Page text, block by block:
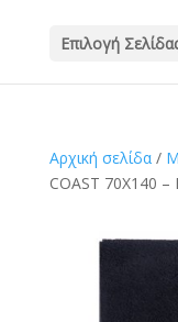
Επιλογή
Αρχική σελίδα/
COAST 70X140 –